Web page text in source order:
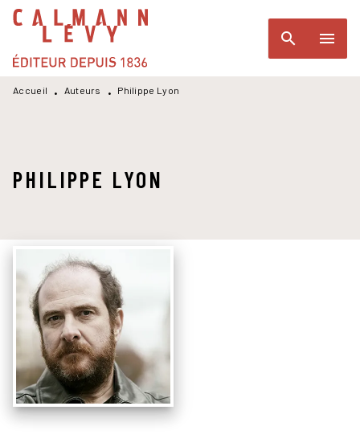
MENU RECHERCHE
PIED DE PAGE
search menu
Accueil • Auteurs • Philippe Lyon
PHILIPPE LYON